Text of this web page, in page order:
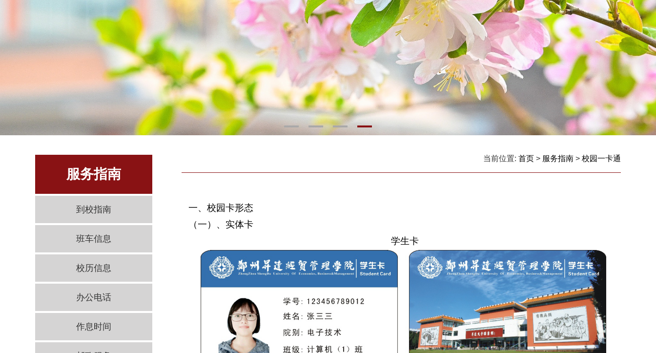
3
服务指南
到校指南
班车信息
校历信息
办公电话
作息时间
当前位置: 首页 > 服务指南 > 校园一卡通
一、校园卡形态
（一）、实体卡
学生卡